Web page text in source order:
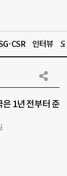
인터뷰
1년 전부터 준